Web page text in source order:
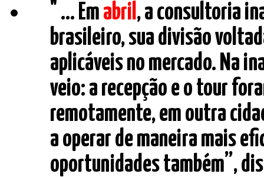
" ... Emabril, a consultoria
brasileiro, sua divisão
aplicáveis no mercado. Na
veio: a recepção e o tour
remotamente, em outra
a operar de maneira mais
oportunidades também”,